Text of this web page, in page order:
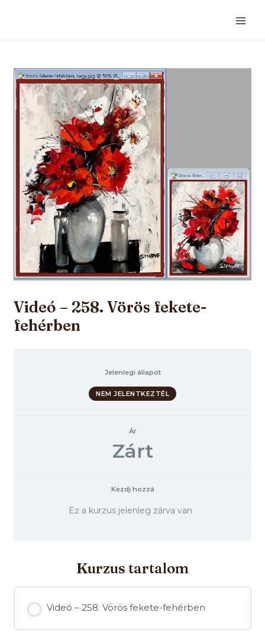
Videó – 258. Vörös fekete-
fehérben
Jelenlegi állapot
NEM JELENTKEZTÉL
Ár
Zárt
Kezdj hozzá
Ez a kurzus jelenleg zárva van
Kurzus tartalom
Videó – 258. Vörös fekete-fehérben